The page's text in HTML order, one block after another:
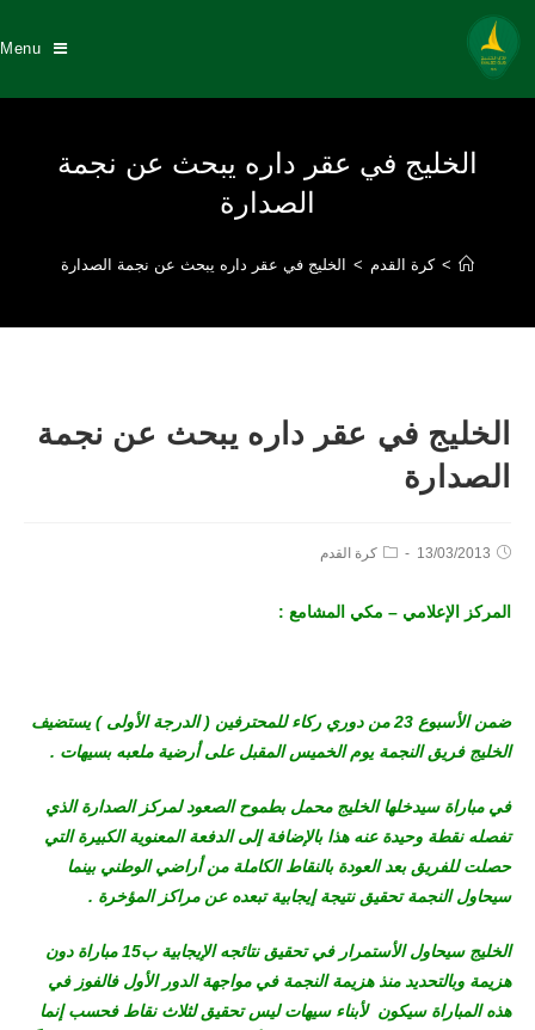
Menu
الخليج في عقر داره يبحث عن نجمة
الصدارة
> كرة القدم > الخليج في عقر داره يبحث عن نجمة الصدارة
الخليج في عقر داره يبحث عن نجمة
الصدارة
13/03/2013 كرة القدم
المركز الإعلامي – مكي المشامع :
ضمن الأسبوع 23 من دوري ركاء للمحترفين ( الدرجة الأولى ) يستضيف
الخليج فريق النجمة يوم الخميس المقبل على أرضية ملعبه بسيهات .
في مباراة سيدخلها الخليج محمل بطموح الصعود لمركز الصدارة الذي
تفصله نقطة وحيدة عنه هذا بالإضافة إلى الدفعة المعنوية الكبيرة التي
حصلت للفريق بعد العودة بالنقاط الكاملة من أراضي الوطني بينما
سيحاول النجمة تحقيق نتيجة إيجابية تبعده عن مراكز المؤخرة .
الخليج سيحاول الأستمرار في تحقيق نتائجه الإيجابية ب15 مباراة دون
هزيمة وبالتحديد منذ هزيمة النجمة في مواجهة الدور الأول فالفوز في
هذه المباراة سيكون لأبناء سيهات ليس تحقيق لثلاث نقاط فحسب إنما